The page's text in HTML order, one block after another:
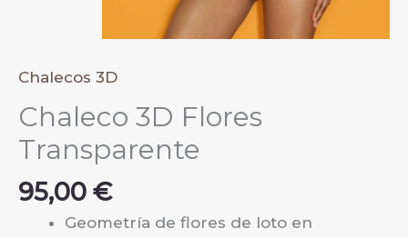
Chalecos 3D
Chaleco 3D Flores
Transparente
95,00 €
Geometría de flores de loto en